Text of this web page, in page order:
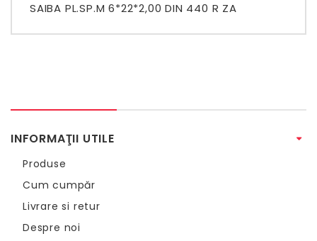
SAIBA PL.SP.M 6*22*2,00 DIN 440 R ZA
INFORMAŢII UTILE
Produse
Cum cumpăr
Livrare si retur
Despre noi